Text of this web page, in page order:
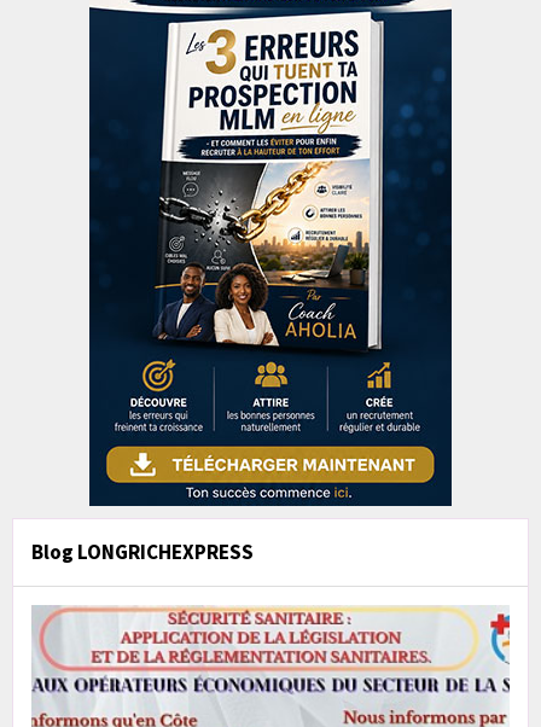
Blog LONGRICHEXPRESS